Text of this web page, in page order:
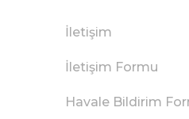
İletişim
İletişim Formu
Havale Bildirim